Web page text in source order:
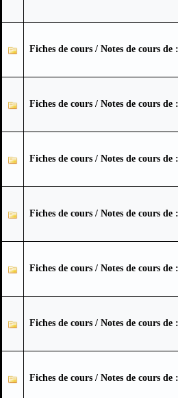
Fiches de cours / Notes de cours de
Fiches de cours / Notes de cours de
Fiches de cours / Notes de cours de
Fiches de cours / Notes de cours de
Fiches de cours / Notes de cours de
Fiches de cours / Notes de cours de
Fiches de cours / Notes de cours de